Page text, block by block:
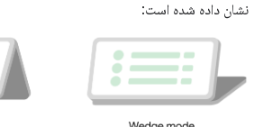
نشان داده شده است: